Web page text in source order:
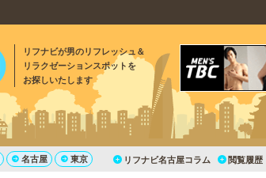
リフナビが男のリフレッシュ＆
リラクゼーションスポットを
お探しいたします
名古屋 東京 リフナビ名古屋コラム 閲覧履歴